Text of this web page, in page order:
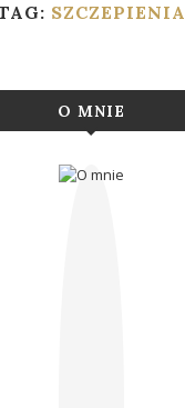
SZCZEPIENIA
O MNIE